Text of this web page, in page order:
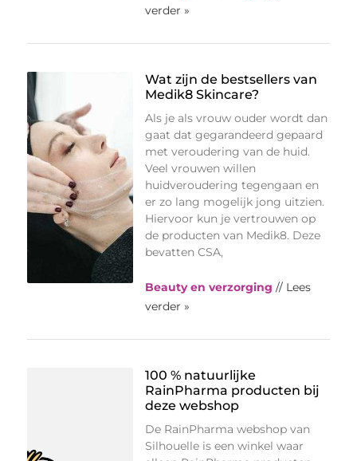
verder »
Wat zijn de bestsellers van
Medik8 Skincare?
Als je als vrouw ouder wordt dan
gaat dat gegarandeerd gepaard
met veroudering van de huid.
Veel vrouwen willen
huidveroudering tegengaan en
er zo lang mogelijk jong uitzien.
Hiervoor kun je vertrouwen op
de producten van Medik8. Deze
bevatten CSA,
Beauty en verzorging // Lees
verder »
100 % natuurlijke
RainPharma producten bij
deze webshop
De RainPharma webshop van
Silhouelle is een winkel waar